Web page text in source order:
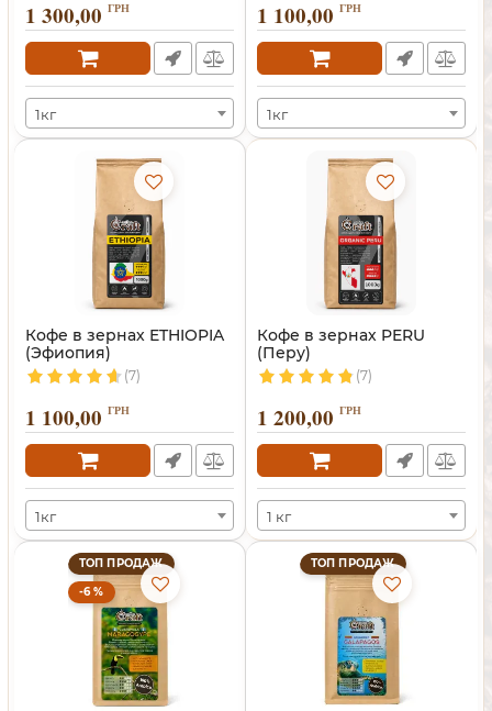
1 300,00 ГРН
1кг
1 100,00 ГРН
1кг
Кофе в зернах ETHIOPIA
(Эфиопия)
(7)
1 100,00 ГРН
1кг
Кофе в зернах PERU
(Перу)
(7)
1 200,00 ГРН
1 кг
ТОП ПРОДАЖ
-6 %
ТОП ПРОДАЖ